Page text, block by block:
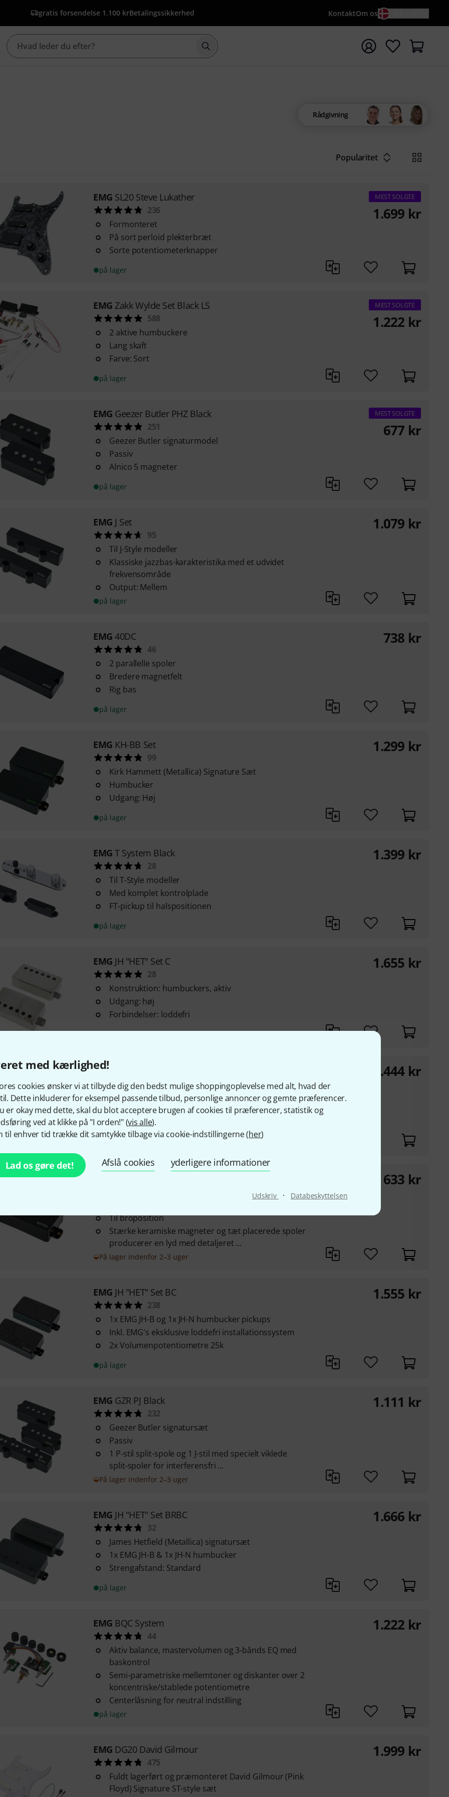
med kærlighed!
cookies ønsker vi at tilbyde dig den bedst mulige shoppingoplevelse med alt, hvad der
Dette inkluderer for eksempel passende tilbud, personlige annoncer og gemte præferencer.
er okay med dette, skal du blot acceptere brugen af cookies til præferencer, statistik og
ved at klikke på "I orden!" (vis alle).
til enhver tid trække dit samtykke tilbage via cookie-indstillingerne (her)
Lad os gøre det! Afslå cookies yderligere informationer
Udskriv · Databeskyttelsen
gratis forsendelse 1.100 krBetalingssikkerhed KontaktOm os
Start søgning med søgeord {searchTerm}
Rådgivning
Popularitet
EMG SL20 Steve Lukather
236
Formonteret
På sort perloid plekterbræt
Sorte potentiometerknapper
på lager
MEST SOLGTE
1.699 kr
EMG Zakk Wylde Set Black LS
588
2 aktive humbuckere
Lang skaft
Farve: Sort
på lager
MEST SOLGTE
1.222 kr
EMG Geezer Butler PHZ Black
251
Geezer Butler signaturmodel
Passiv
Alnico 5 magneter
på lager
MEST SOLGTE
677 kr
EMG J Set
95
Til J-Style modeller
Klassiske jazzbas-karakteristika med et udvidet
frekvensområde
Output: Mellem
på lager
1.079 kr
EMG 40DC
46
2 parallelle spoler
Bredere magnetfelt
Rig bas
på lager
738 kr
EMG KH-BB Set
99
Kirk Hammett (Metallica) Signature Sæt
Humbucker
Udgang: Høj
på lager
1.299 kr
EMG T System Black
28
Til T-Style modeller
Med komplet kontrolplade
FT-pickup til halspositionen
på lager
1.399 kr
EMG JH "HET" Set C
28
Konstruktion: humbuckers, aktiv
Udgang: høj
Forbindelser: loddefri
på lager
1.655 kr
EMG
59
1x EMG 57 (bro) og 1x EMG 66 (nakke) humbuckers
Standard strengafstand
Farve: Sort
på lager
1.444 kr
Til broposition
Stærke keramiske magneter og tæt placerede spoler
producerer en lyd med detaljeret ...
På lager indenfor 2–3 uger
633 kr
EMG JH "HET" Set BC
238
1x EMG JH-B og 1x JH-N humbucker pickups
Inkl. EMG's eksklusive loddefri installationssystem
2x Volumenpotentiometre 25k
på lager
1.555 kr
EMG GZR PJ Black
232
Geezer Butler signatursæt
Passiv
1 P-stil split-spole og 1 J-stil med specielt viklede
split-spoler for interferensfri ...
På lager indenfor 2–3 uger
1.111 kr
EMG JH "HET" Set BRBC
32
James Hetfield (Metallica) signatursæt
1x EMG JH-B & 1x JH-N humbucker
Strengafstand: Standard
på lager
1.666 kr
EMG BQC System
44
Aktiv balance, mastervolumen og 3-bånds EQ med
baskontrol
Semi-parametriske mellemtoner og diskanter over 2
koncentriske/stablede potentiometre
Centerlåsning for neutral indstilling
på lager
1.222 kr
EMG DG20 David Gilmour
475
Fuldt lagerført og præmonteret David Gilmour (Pink
Floyd) Signature ST-style sæt
1.999 kr